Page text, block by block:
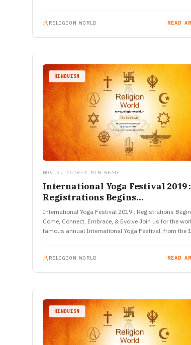
RELIGION WORLD READ
HINDUISM
NOV 9, 2018 • 3 MIN READ
International Yoga Festival 2019 :
Registrations Begins…
International Yoga Festival 2019 : Registrations
Come, Connect, Embrace, & Evolve Join us for the
famous annual International Yoga Festival, from the
RELIGION WORLD READ
HINDUISM